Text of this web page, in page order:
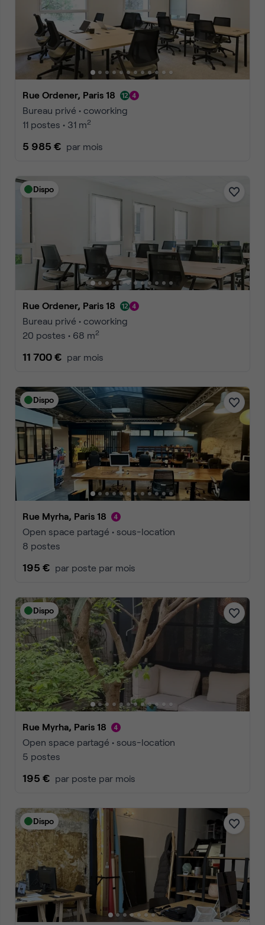
Rue Ordener, Paris 18
Bureau privé • coworking
11 postes • 31 m2
5 985 € par mois
Dispo
Rue Ordener, Paris 18
Bureau privé • coworking
20 postes • 68 m2
11 700 € par mois
Dispo
Rue Myrha, Paris 18
Open space partagé • sous-location
8 postes
195 € par poste par mois
Dispo
Rue Myrha, Paris 18
Open space partagé • sous-location
5 postes
195 € par poste par mois
Dispo